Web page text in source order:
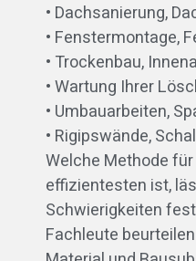
• Dachsanierung,
• Fenstermontage,
• Trockenbau,
• Wartung Ihrer
• Umbauarbeiten,
• Rigipswände,
Welche Methode
effizientesten ist,
Schwierigkeiten
Fachleute